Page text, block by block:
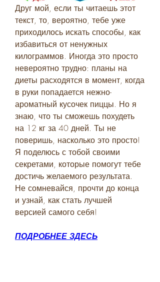
Друг мой, если ты читаешь этот
текст, то, вероятно, тебе уже
приходилось искать способы, как
избавиться от ненужных
килограммов. Иногда это просто
невероятно трудно: планы на
диеты расходятся в момент, когда
в руки попадается нежно-
ароматный кусочек пиццы. Но я
знаю, что ты сможешь похудеть
на 12 кг за 40 дней. Ты не
поверишь, насколько это просто!
Я поделюсь с тобой своими
секретами, которые помогут тебе
достичь желаемого результата.
Не сомневайся, прочти до конца
и узнай, как стать лучшей
версией самого себя!
ПОДРОБНЕЕ ЗДЕСЬ